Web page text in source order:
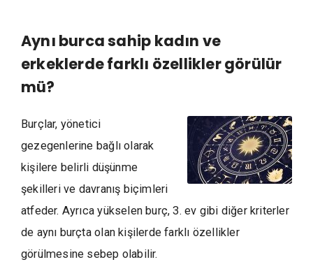
Aynı burca sahip kadın ve
erkeklerde farklı özellikler görülür
mü?
Burçlar, yönetici
gezegenlerine bağlı olarak
kişilere belirli düşünme
şekilleri ve davranış biçimleri
atfeder. Ayrıca yükselen burç, 3. ev gibi diğer kriterler
de aynı burçta olan kişilerde farklı özellikler
görülmesine sebep olabilir.